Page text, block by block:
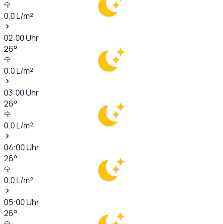
0,0L/m²
02:00Uhr
26°
0,0L/m²
03:00Uhr
26°
0,0L/m²
04:00Uhr
26°
0,0L/m²
05:00Uhr
26°